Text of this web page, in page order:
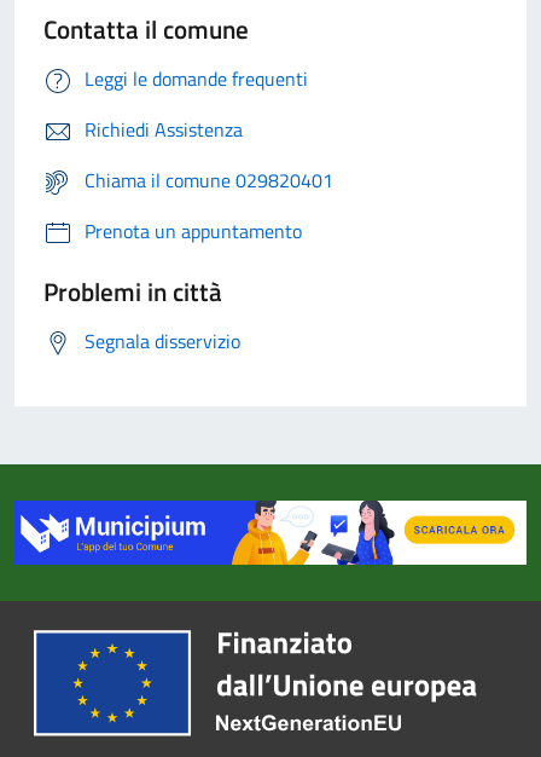
Contatta il comune
Leggi le domande frequenti
Richiedi Assistenza
Chiama il comune 029820401
Prenota un appuntamento
Problemi in città
Segnala disservizio